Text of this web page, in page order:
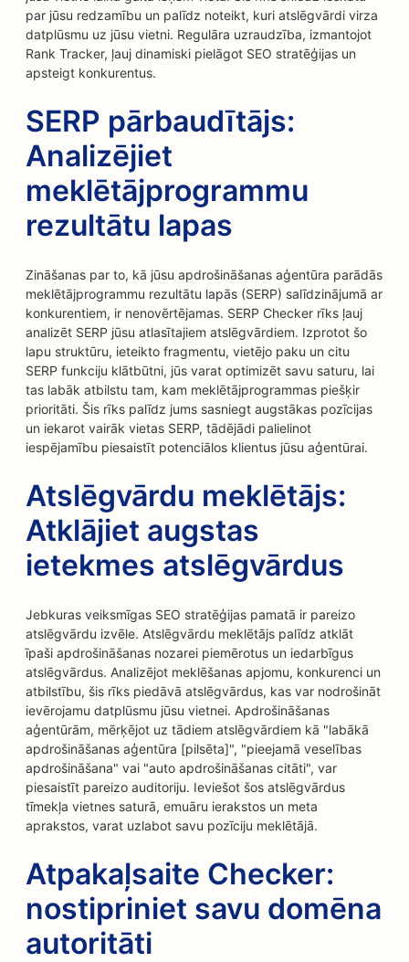
par jūsu redzamību un palīdz noteikt, kuri atslēgvārdi virza
datplūsmu uz jūsu vietni. Regulāra uzraudzība, izmantojot
Rank Tracker, ļauj dinamiski pielāgot SEO stratēģijas un
apsteigt konkurentus.
SERP pārbaudītājs:
Analizējiet
meklētājprogrammu
rezultātu lapas
Zināšanas par to, kā jūsu apdrošināšanas aģentūra parādās
meklētājprogrammu rezultātu lapās (SERP) salīdzinājumā ar
konkurentiem, ir nenovērtējamas. SERP Checker rīks ļauj
analizēt SERP jūsu atlasītajiem atslēgvārdiem. Izprotot šo
lapu struktūru, ieteikto fragmentu, vietējo paku un citu
SERP funkciju klātbūtni, jūs varat optimizēt savu saturu, lai
tas labāk atbilstu tam, kam meklētājprogrammas piešķir
prioritāti. Šis rīks palīdz jums sasniegt augstākas pozīcijas
un iekarot vairāk vietas SERP, tādējādi palielinot
iespējamību piesaistīt potenciālos klientus jūsu aģentūrai.
Atslēgvārdu meklētājs:
Atklājiet augstas
ietekmes atslēgvārdus
Jebkuras veiksmīgas SEO stratēģijas pamatā ir pareizo
atslēgvārdu izvēle. Atslēgvārdu meklētājs palīdz atklāt
īpaši apdrošināšanas nozarei piemērotus un iedarbīgus
atslēgvārdus. Analizējot meklēšanas apjomu, konkurenci un
atbilstību, šis rīks piedāvā atslēgvārdus, kas var nodrošināt
ievērojamu datplūsmu jūsu vietnei. Apdrošināšanas
aģentūrām, mērķējot uz tādiem atslēgvārdiem kā "labākā
apdrošināšanas aģentūra [pilsēta]", "pieejamā veselības
apdrošināšana" vai "auto apdrošināšanas citāti", var
piesaistīt pareizo auditoriju. Ieviešot šos atslēgvārdus
tīmekļa vietnes saturā, emuāru ierakstos un meta
aprakstos, varat uzlabot savu pozīciju meklētājā.
Atpakaļsaite Checker:
nostipriniet savu domēna
autoritāti